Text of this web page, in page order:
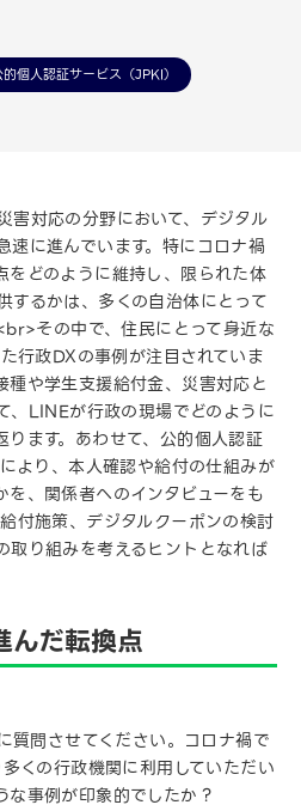
個人認証サービス（JPKI）
害対応の分野において、デジタル
速に進んでいます。特にコロナ禍
をどのように維持し、限られた体
するかは、多くの自治体にとって
その中で、住民にとって身近な
行政DXの事例が注目されていま
種や学生支援給付金、災害対応と
、LINEが行政の現場でどのように
ります。あわせて、公的個人認証
より、本人確認や給付の仕組みが
を、関係者へのインタビューをも
付施策、デジタルクーポンの検討
取り組みを考えるヒントとなれば
んだ転換点
質問させてください。コロナ禍で
くの行政機関に利用していただい
な事例が印象的でしたか？